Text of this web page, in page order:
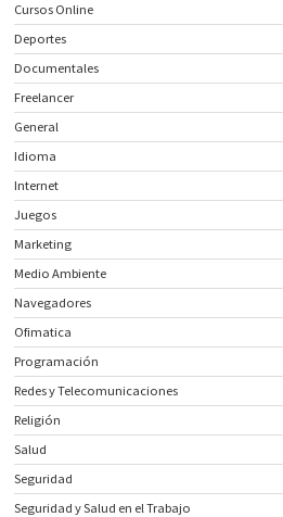
Cursos Online
Deportes
Documentales
Freelancer
General
Idioma
Internet
Juegos
Marketing
Medio Ambiente
Navegadores
Ofimatica
Programación
Redes y Telecomunicaciones
Religión
Salud
Seguridad
Seguridad y Salud en el Trabajo